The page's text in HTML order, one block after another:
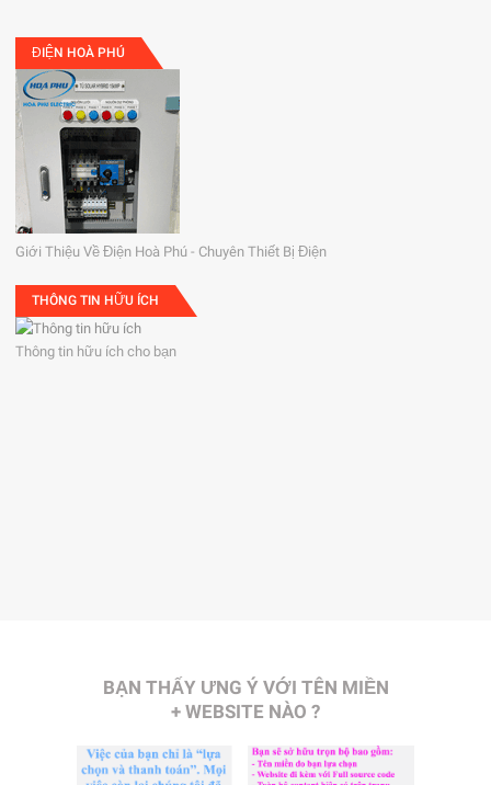
ĐIỆN HOÀ PHÚ
Giới Thiệu Về Điện Hoà Phú - Chuyên Thiết Bị Điện
THÔNG TIN HỮU ÍCH
Thông tin hữu ích cho bạn
BẠN THẤY ƯNG Ý VỚI TÊN MIỀN
+ WEBSITE NÀO ?